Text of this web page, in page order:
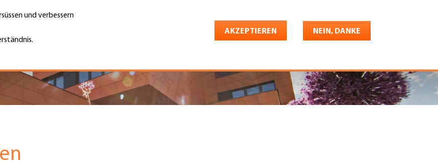
und verbessern
AKZEPTIEREN NEIN, DANKE
Top
Menu
Jobs & Karriere Shop Konto Deutsch